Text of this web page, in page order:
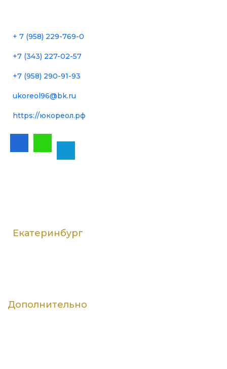
+ 7 (958) 229-769-0
+7 (343) 227-02-57
+7 (958) 290-91-93
ukoreol96@bk.ru
https://юкореол.рф
Екатеринбург
Дополнительно